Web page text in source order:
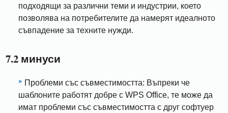
подходящи за различни теми и индустрии, което
позволява на потребителите да намерят идеалното
съвпадение за техните нужди.
7.2 минуси
Проблеми със съвместимостта: Въпреки че
шаблоните работят добре с WPS Office, те може да
имат проблеми със съвместимостта с друг софтуер